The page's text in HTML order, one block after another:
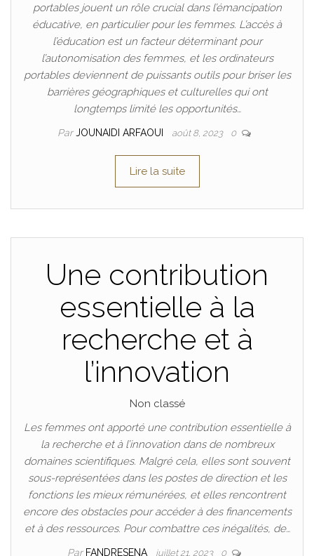
portables jouent un rôle crucial dans l’émancipation
éducative, en particulier pour les femmes. L’accès à
l’éducation est un facteur déterminant pour
l’autonomisation des femmes, et les ordinateurs
portables deviennent de puissants outils pour briser les
barrières géographiques et culturelles qui ont
longtemps limité les opportunités…
ParJOUNAIDI ARFAOUI août 8, 2023 0
Lire la suite
Une contribution
essentielle à la
recherche et à
l’innovation
Non classé
Les femmes ont apporté une contribution essentielle à
la recherche et à l’innovation dans de nombreux
domaines scientifiques. Malgré cela, elles sont souvent
sous-représentées dans les postes de direction et les
fonctions les mieux rémunérées, et elles rencontrent
encore des obstacles pour accéder à des financements
et à des ressources. Pour combattre ces inégalités, de…
Par FANDRESENA juillet 21, 2023 0